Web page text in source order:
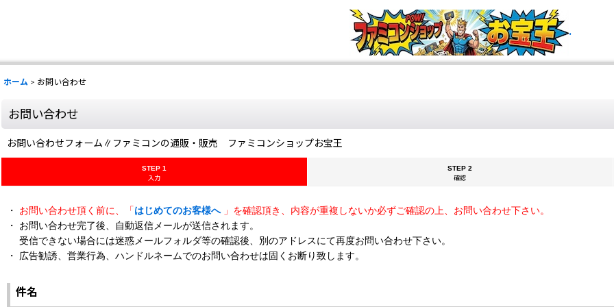
.
ホーム > お問い合わせ
お問い合わせ
お問い合わせフォーム∥ファミコンの通販・販売 ファミコンショップお宝王
STEP 1
入力
STEP 2
確認
・ お問い合わせ頂く前に、「はじめてのお客様へ 」を確認頂き、内容が重複しないか必ずご確認の上、お問い合わせ下さい。
・ お問い合わせ完了後、自動返信メールが送信されます。
受信できない場合には迷惑メールフォルダ等の確認後、別のアドレスにて再度お問い合わせ下さい。
・ 広告勧誘、営業行為、ハンドルネームでのお問い合わせは固くお断り致します。
件名